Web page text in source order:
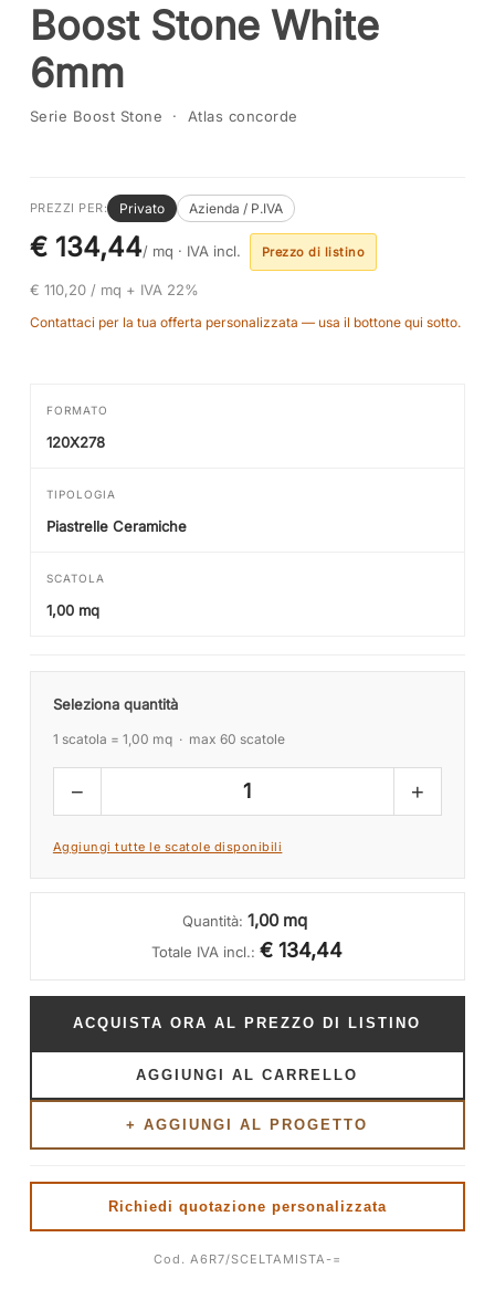
Boost Stone White
6mm
Serie Boost Stone · Atlas concorde
PREZZI PER: Privato Azienda / P.IVA
€ 134,44/ mq · IVA incl. Prezzo di listino
€ 110,20 / mq + IVA 22%
Contattaci per la tua offerta personalizzata — usa il bottone qui sotto.
FORMATO
120X278
TIPOLOGIA
Piastrelle Ceramiche
SCATOLA
1,00 mq
Seleziona quantità
1 scatola = 1,00 mq · max 60 scatole
− 1 +
Aggiungi tutte le scatole disponibili
Quantità:1,00 mq
Totale IVA incl.: € 134,44
ACQUISTA ORA AL PREZZO DI LISTINO
AGGIUNGI AL CARRELLO
+ AGGIUNGI AL PROGETTO
Richiedi quotazione personalizzata
Cod. A6R7/SCELTAMISTA-=